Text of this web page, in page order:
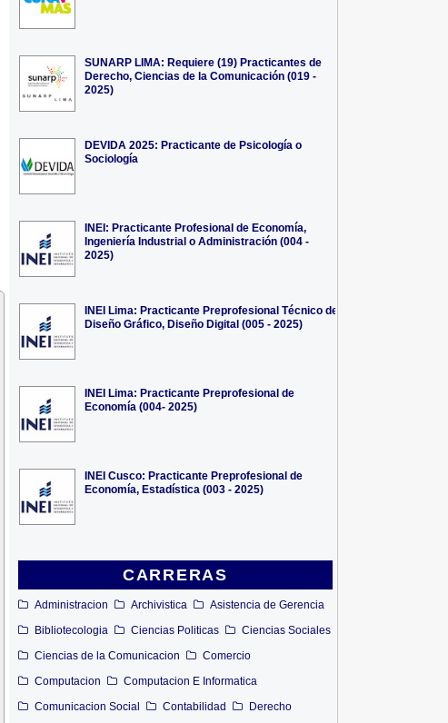
SUNARP LIMA: Requiere (19) Practicantes de
Derecho, Ciencias de la Comunicación (019 -
2025)
DEVIDA 2025: Practicante de Psicología o
Sociología
INEI: Practicante Profesional de Economía,
Ingeniería Industrial o Administración (004 -
2025)
INEI Lima: Practicante Preprofesional Técnico de
Diseño Gráfico, Diseño Digital (005 - 2025)
INEI Lima: Practicante Preprofesional de
Economía (004- 2025)
INEI Cusco: Practicante Preprofesional de
Economía, Estadística (003 - 2025)
CARRERAS
Administracion Archivistica
Asistencia de Gerencia
Bibliotecologia
Ciencias Politicas
Ciencias Sociales
Ciencias de la Comunicacion
Comercio
Computacion
Computacion E Informatica
Comunicacion Social
Contabilidad
Derecho